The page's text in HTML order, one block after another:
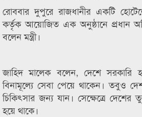
রোববার দুপুরে রাজধানীর একটি
কর্তৃক আয়োজিত এক অনুষ্ঠানে প্রধান
বলেন মন্ত্রী।
জাহিদ মালেক বলেন, দেশে সরকারি
বিনামূল্যে সেবা পেয়ে থাকেন। তবুও
চিকিৎসার জন্য যান। সেক্ষেত্রে
হয়ে থাকে।